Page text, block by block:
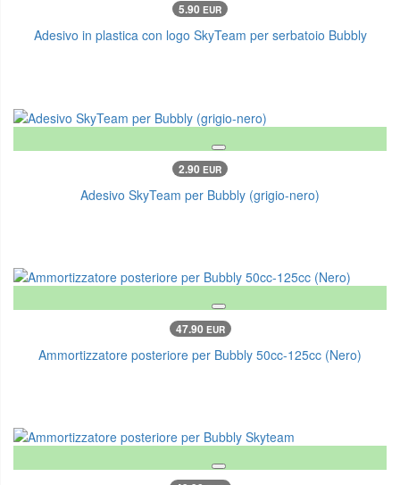
5.90 EUR
Adesivo in plastica con logo SkyTeam per serbatoio Bubbly
2.90 EUR
Adesivo SkyTeam per Bubbly (grigio-nero)
47.90 EUR
Ammortizzatore posteriore per Bubbly 50cc-125cc (Nero)